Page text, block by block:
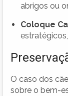
abrigos ou
Coloque
O caso dos
sobre o bem-